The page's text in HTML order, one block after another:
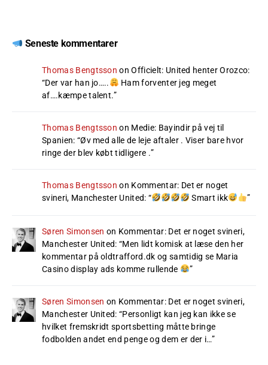
Seneste kommentarer
Thomas Bengtsson onOfficielt: United henter Orozco:
“Der var han jo…..
Ham forventer jeg meget
af….kæmpe talent.”
Thomas Bengtsson on Medie: Bayindir på vej til
Spanien: “Øv med alle de leje aftaler . Viser bare hvor
ringe der blev købt tidligere .”
Thomas Bengtsson on Kommentar: Det er noget
svineri, Manchester United: “ Smart ikk ”
Søren Simonsen on Kommentar: Det er noget svineri,
Manchester United: “Men lidt komisk at læse den her
kommentar på oldtrafford.dk og samtidig se Maria
Casino display ads komme rullende
”
Søren Simonsen on Kommentar: Det er noget svineri,
Manchester United: “Personligt kan jeg kan ikke se
hvilket fremskridt sportsbetting måtte bringe
fodbolden andet end penge og dem er der i…”